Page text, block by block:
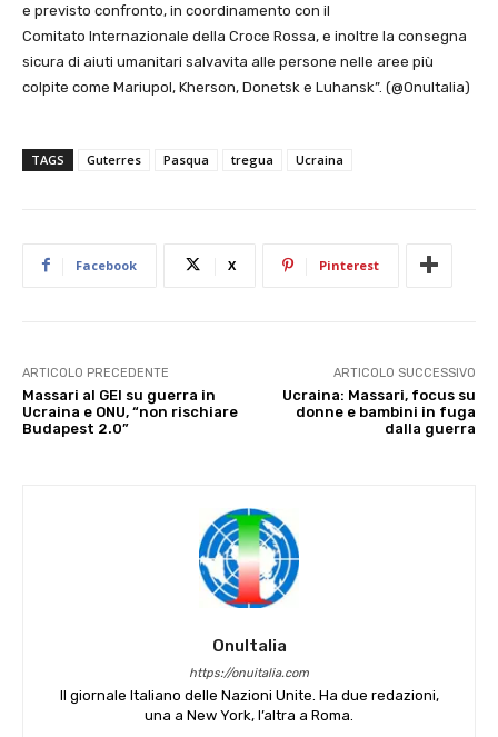
e previsto confronto, in coordinamento con il
Comitato Internazionale della Croce Rossa, e inoltre la consegna
sicura di aiuti umanitari salvavita alle persone nelle aree più
colpite come Mariupol, Kherson, Donetsk e Luhansk”. (@OnuItalia)
TAGS Guterres Pasqua tregua Ucraina
Facebook X Pinterest
ARTICOLO PRECEDENTE
Massari al GEI su guerra in
Ucraina e ONU, “non rischiare
Budapest 2.0”
ARTICOLO SUCCESSIVO
Ucraina: Massari, focus su
donne e bambini in fuga
dalla guerra
OnuItalia
https://onuitalia.com
Il giornale Italiano delle Nazioni Unite. Ha due redazioni,
una a New York, l’altra a Roma.